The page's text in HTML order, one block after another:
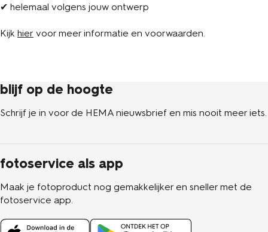
✔ helemaal volgens jouw ontwerp
Kijk hier voor meer informatie en voorwaarden.
blijf op de hoogte
Schrijf je in voor de HEMA nieuwsbrief en mis nooit meer iets.
fotoservice als app
Maak je fotoproduct nog gemakkelijker en sneller met de
fotoservice app.